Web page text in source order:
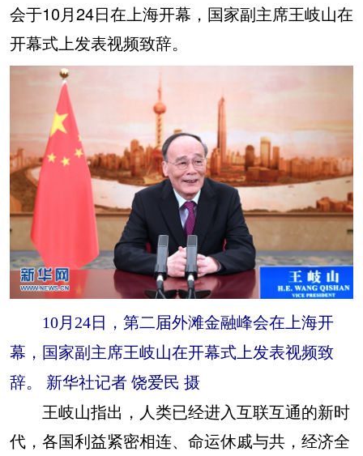
会于10月24日在上海开幕，国家副主席王岐山在
开幕式上发表视频致辞。
10月24日，第二届外滩金融峰会在上海开
幕，国家副主席王岐山在开幕式上发表视频致
辞。 新华社记者 饶爱民 摄
王岐山指出，人类已经进入互联互通的新时
代，各国利益紧密相连、命运休戚与共，经济全